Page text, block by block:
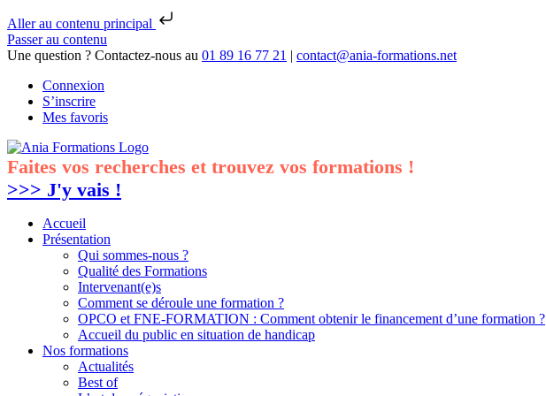
Aller au contenu principal
Passer au contenu
Une question ? Contactez-nous au 01 89 16 77 21 | contact@ania-formations.net
Connexion
S’inscrire
Mes favoris
Faites vos recherches et trouvez vos formations !
>>> J'y vais !
Accueil
Présentation
Qui sommes-nous ?
Qualité des Formations
Intervenant(e)s
Comment se déroule une formation ?
OPCO et FNE-FORMATION : Comment obtenir le financement d’une formation ?
Accueil du public en situation de handicap
Nos formations
Actualités
Best of